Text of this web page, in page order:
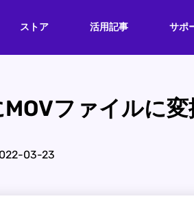
ストア 活用記事 サポ
MOVファイルに
03-23